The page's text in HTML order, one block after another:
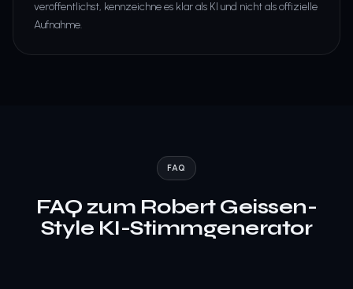
veröffentlichst, kennzeichne es klar als KI und nicht als offizielle
Aufnahme.
FAQ
FAQ zum Robert Geissen-
Style KI-Stimmgenerator